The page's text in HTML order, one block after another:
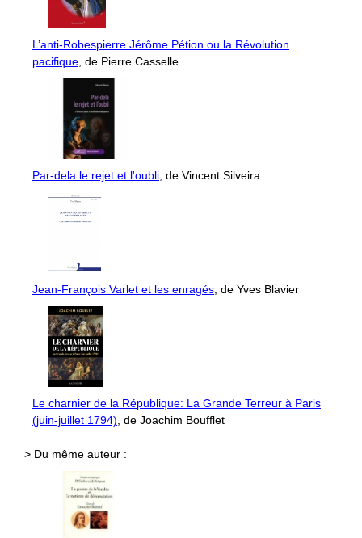
L’anti-Robespierre Jérôme Pétion ou la Révolution
pacifique, de Pierre Casselle
Par-dela le rejet et l'oubli, de Vincent Silveira
Jean-François Varlet et les enragés, de Yves Blavier
Le charnier de la République: La Grande Terreur à Paris
(juin-juillet 1794), de Joachim Boufflet
> Du même auteur :